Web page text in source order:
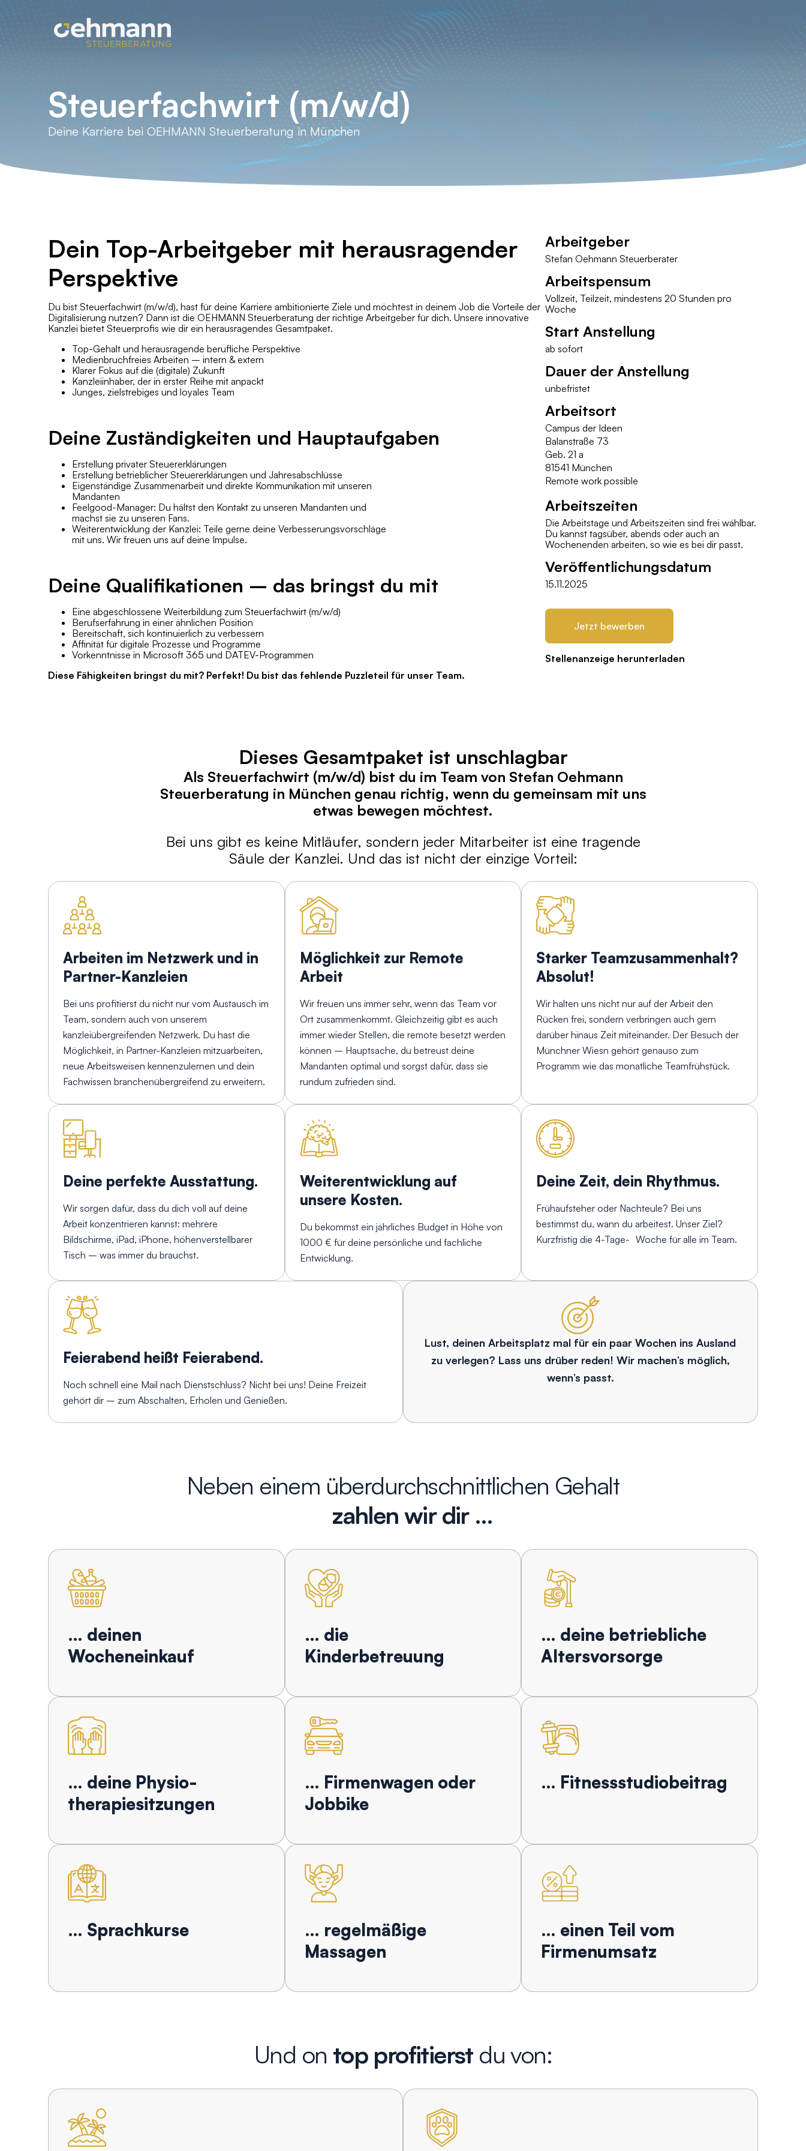
Steuerfachwirt (m/w/d)
Deine Karriere bei OEHMANN Steuerberatung in München
Dein Top-Arbeitgeber mit herausragender
Perspektive
Du bist Steuerfachwirt (m/w/d), hast für deine Karriere ambitionierte Ziele und möchtest in deinem Job die Vorteile der
Digitalisierung nutzen? Dann ist die OEHMANN Steuerberatung der richtige Arbeitgeber für dich. Unsere innovative
Kanzlei bietet Steuerprofis wie dir ein herausragendes Gesamtpaket.
Top-Gehalt und herausragende berufliche Perspektive
Medienbruchfreies Arbeiten – intern & extern
Klarer Fokus auf die (digitale) Zukunft
Kanzleiinhaber, der in erster Reihe mit anpackt
Junges, zielstrebiges und loyales Team
Deine Zuständigkeiten und Hauptaufgaben
Erstellung privater Steuererklärungen
Erstellung betrieblicher Steuererklärungen und Jahresabschlüsse
Eigenständige Zusammenarbeit und direkte Kommunikation mit unseren
Mandanten
Feelgood-Manager: Du hältst den Kontakt zu unseren Mandanten und
machst sie zu unseren Fans.
Weiterentwicklung der Kanzlei: Teile gerne deine Verbesserungsvorschläge
mit uns. Wir freuen uns auf deine Impulse.
Deine Qualifikationen – das bringst du mit
Eine abgeschlossene Weiterbildung zum Steuerfachwirt (m/w/d)
Berufserfahrung in einer ähnlichen Position
Bereitschaft, sich kontinuierlich zu verbessern
Affinität für digitale Prozesse und Programme
Vorkenntnisse in Microsoft 365 und DATEV-Programmen
Diese Fähigkeiten bringst du mit? Perfekt! Du bist das fehlende Puzzleteil für unser Team.
Arbeitgeber
Stefan Oehmann Steuerberater
Arbeitspensum
Vollzeit, Teilzeit, mindestens 20 Stunden pro
Woche
Start Anstellung
ab sofort
Dauer der Anstellung
unbefristet
Arbeitsort
Campus der Ideen
Balanstraße 73
Geb. 21 a
81541 München
Remote work possible
Arbeitszeiten
Die Arbeitstage und Arbeitszeiten sind frei wählbar.
Du kannst tagsüber, abends oder auch an
Wochenenden arbeiten, so wie es bei dir passt.
Veröffentlichungsdatum
15.11.2025
Jetzt bewerben
Stellenanzeige herunterladen
Dieses Gesamtpaket ist unschlagbar
Als Steuerfachwirt (m/w/d) bist du im Team von Stefan Oehmann
Steuerberatung in München genau richtig, wenn du gemeinsam mit uns
etwas bewegen möchtest.
Bei uns gibt es keine Mitläufer, sondern jeder Mitarbeiter ist eine tragende
Säule der Kanzlei. Und das ist nicht der einzige Vorteil:
Arbeiten im Netzwerk und in
Partner-Kanzleien
Bei uns profitierst du nicht nur vom Austausch im
Team, sondern auch von unserem
kanzleiübergreifenden Netzwerk. Du hast die
Möglichkeit, in Partner-Kanzleien mitzuarbeiten,
neue Arbeitsweisen kennenzulernen und dein
Fachwissen branchenübergreifend zu erweitern.
Möglichkeit zur Remote
Arbeit
Wir freuen uns immer sehr, wenn das Team vor
Ort zusammenkommt. Gleichzeitig gibt es auch
immer wieder Stellen, die remote besetzt werden
können – Hauptsache, du betreust deine
Mandanten optimal und sorgst dafür, dass sie
rundum zufrieden sind.
Starker Teamzusammenhalt?
Absolut!
Wir halten uns nicht nur auf der Arbeit den
Rücken frei, sondern verbringen auch gern
darüber hinaus Zeit miteinander. Der Besuch der
Münchner Wiesn gehört genauso zum
Programm wie das monatliche Teamfrühstück.
Deine perfekte Ausstattung.
Wir sorgen dafür, dass du dich voll auf deine
Arbeit konzentrieren kannst: mehrere
Bildschirme, iPad, iPhone, höhenverstellbarer
Tisch – was immer du brauchst.
Weiterentwicklung auf
unsere Kosten.
Du bekommst ein jährliches Budget in Höhe von
1000 € für deine persönliche und fachliche
Entwicklung.
Deine Zeit, dein Rhythmus.
Frühaufsteher oder Nachteule? Bei uns
bestimmst du, wann du arbeitest. Unser Ziel?
Kurzfristig die 4-Tage- Woche für alle im Team.
Feierabend heißt Feierabend.
Noch schnell eine Mail nach Dienstschluss? Nicht bei uns! Deine Freizeit
gehört dir – zum Abschalten, Erholen und Genießen.
Lust, deinen Arbeitsplatz mal für ein paar Wochen ins Ausland
zu verlegen? Lass uns drüber reden! Wir machen’s möglich,
wenn’s passt.
Neben einem überdurchschnittlichen Gehalt
zahlen wir dir …
… deinen
Wocheneinkauf
… die
Kinderbetreuung
… deine betriebliche
Altersvorsorge
… deine Physio-
therapiesitzungen
… Firmenwagen oder
Jobbike
… Fitnessstudiobeitrag
… Sprachkurse
… regelmäßige
Massagen
… einen Teil vom
Firmenumsatz
Und on top profitierstdu von: